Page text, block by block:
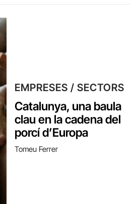
EMPRESES / SECTORS
Catalunya, una baula
clau en la cadena del
porcí d’Europa
Tomeu Ferrer